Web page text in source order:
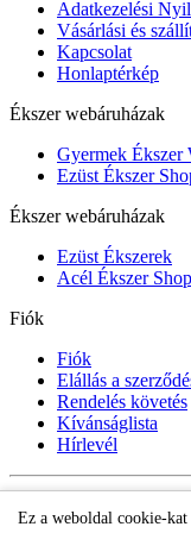
Adatkezelési
Vásárlási és
Kapcsolat
Honlaptérkép
Ékszer webáruházak
Gyermek Ékszer
Ezüst Ékszer
Ékszer webáruházak
Ezüst Ékszerek
Acél Ékszer Shop
Fiók
Fiók
Elállás a
Rendelés követés
Kívánságlista
Hírlevél
Ez a weboldal cookie-kat